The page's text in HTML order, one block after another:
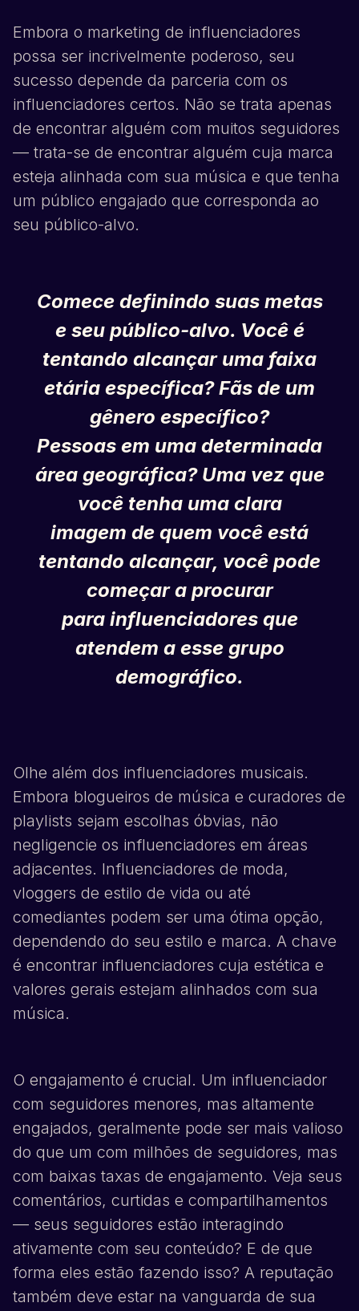
Embora o marketing de influenciadores
possa ser incrivelmente poderoso, seu
sucesso depende da parceria com os
influenciadores certos. Não se trata apenas
de encontrar alguém com muitos seguidores
— trata-se de encontrar alguém cuja marca
esteja alinhada com sua música e que tenha
um público engajado que corresponda ao
seu público-alvo.
Comece definindo suas metas
e seu público-alvo. Você é
tentando alcançar uma faixa
etária específica? Fãs de um
gênero específico?
Pessoas em uma determinada
área geográfica? Uma vez que
você tenha uma clara
imagem de quem você está
tentando alcançar, você pode
começar a procurar
para influenciadores que
atendem a esse grupo
demográfico.
Olhe além dos influenciadores musicais.
Embora blogueiros de música e curadores de
playlists sejam escolhas óbvias, não
negligencie os influenciadores em áreas
adjacentes. Influenciadores de moda,
vloggers de estilo de vida ou até
comediantes podem ser uma ótima opção,
dependendo do seu estilo e marca. A chave
é encontrar influenciadores cuja estética e
valores gerais estejam alinhados com sua
música.
O engajamento é crucial. Um influenciador
com seguidores menores, mas altamente
engajados, geralmente pode ser mais valioso
do que um com milhões de seguidores, mas
com baixas taxas de engajamento. Veja seus
comentários, curtidas e compartilhamentos
— seus seguidores estão interagindo
ativamente com seu conteúdo? E de que
forma eles estão fazendo isso? A reputação
também deve estar na vanguarda de sua